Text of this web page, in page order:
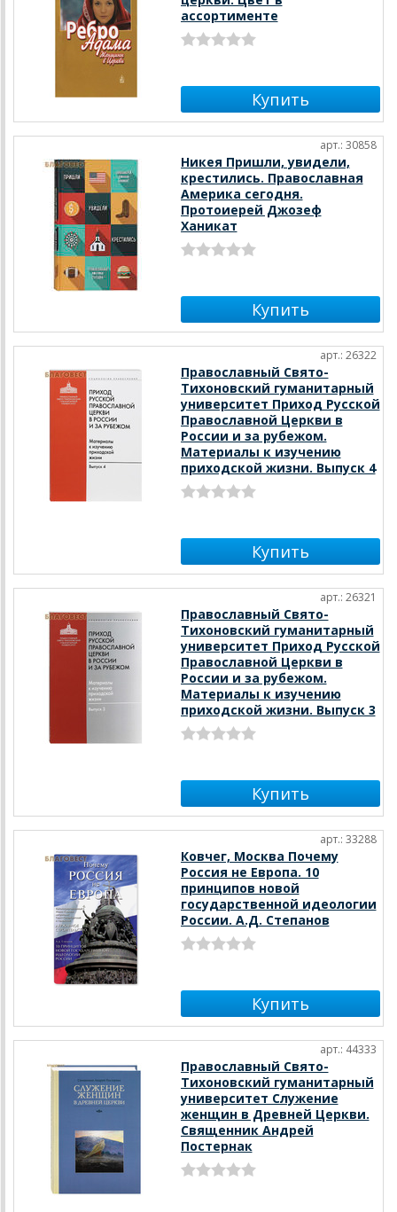
ассортименте
арт.: 30858
Никея Пришли, увидели,
крестились. Православная
Америка сегодня.
Протоиерей Джозеф
Ханикат
арт.: 26322
Православный Свято-
Тихоновский гуманитарный
университет Приход Русской
Православной Церкви в
России и за рубежом.
Материалы к изучению
приходской жизни. Выпуск 4
арт.: 26321
Православный Свято-
Тихоновский гуманитарный
университет Приход Русской
Православной Церкви в
России и за рубежом.
Материалы к изучению
приходской жизни. Выпуск 3
арт.: 33288
Ковчег, Москва Почему
Россия не Европа. 10
принципов новой
государственной идеологии
России. А.Д. Степанов
арт.: 44333
Православный Свято-
Тихоновский гуманитарный
университет Служение
женщин в Древней Церкви.
Священник Андрей
Постернак